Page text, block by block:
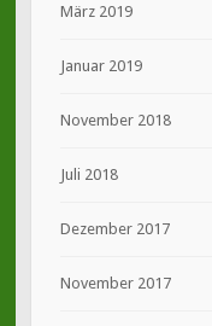
März 2019
Januar 2019
November 2018
Juli 2018
Dezember 2017
November 2017